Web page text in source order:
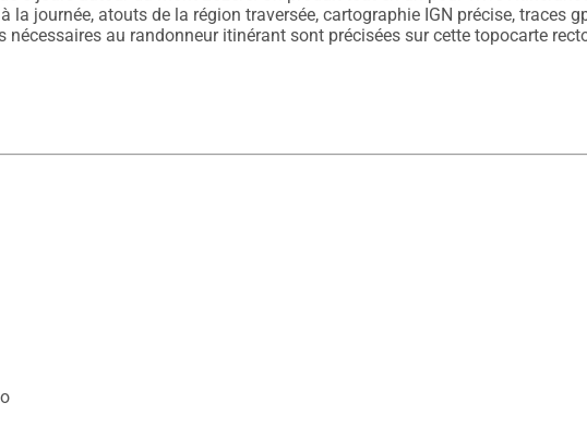
journée, atouts de la région traversée, cartographie IGN précise, traces
au randonneur itinérant sont précisées sur cette topocarte